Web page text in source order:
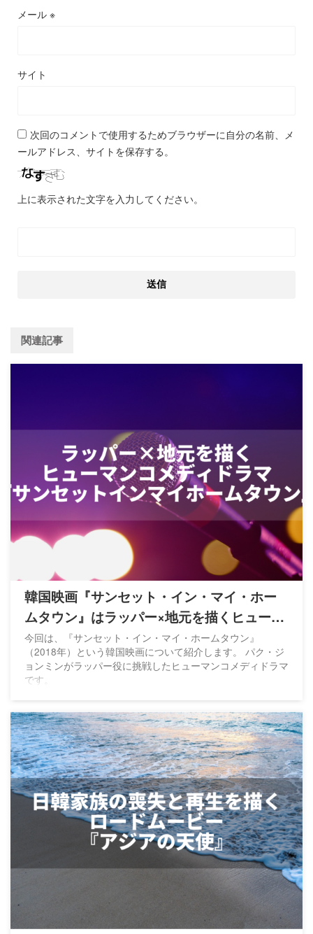
メール ※
サイト
次回のコメントで使用するためブラウザーに自分の名前、メ
ールアドレス、サイトを保存する。
上に表示された文字を入力してください。
関連記事
韓国映画『サンセット・イン・マイ・ホー
ムタウン』はラッパー×地元を描くヒューマ
ンコメディ
今回は、『サンセット・イン・マイ・ホームタウン』
（2018年）という韓国映画について紹介します。 パク・ジ
ョンミンがラッパー役に挑戦したヒューマンコメディドラマ
です。